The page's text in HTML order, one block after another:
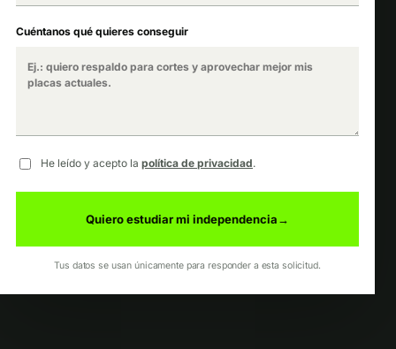
Cuéntanos qué quieres conseguir
He leído y acepto la política de privacidad.
Quiero estudiar mi independencia→
Tus datos se usan únicamente para responder a esta solicitud.